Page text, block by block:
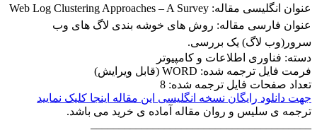
عنوان انگلیسی مقاله: Web Log Clustering Approaches – A Survey
عنوان فارسی مقاله: روش های خوشه بندی لاگ های وب
سرور(وب لاگ) یک بررسی.
دسته: فناوری اطلاعات و کامپیوتر
فرمت فایل ترجمه شده: WORD (قابل ویرایش)
تعداد صفحات فایل ترجمه شده: 8
جهت دانلود رایگان نسخه انگلیسی این مقاله اینجا کلیک نمایید
ترجمه ی سلیس و روان مقاله آماده ی خرید می باشد.